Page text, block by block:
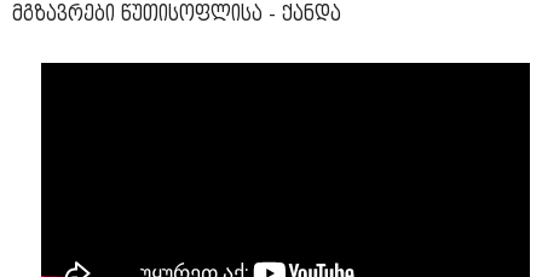
მგზავრები წუთისოფლისა - ქანდა